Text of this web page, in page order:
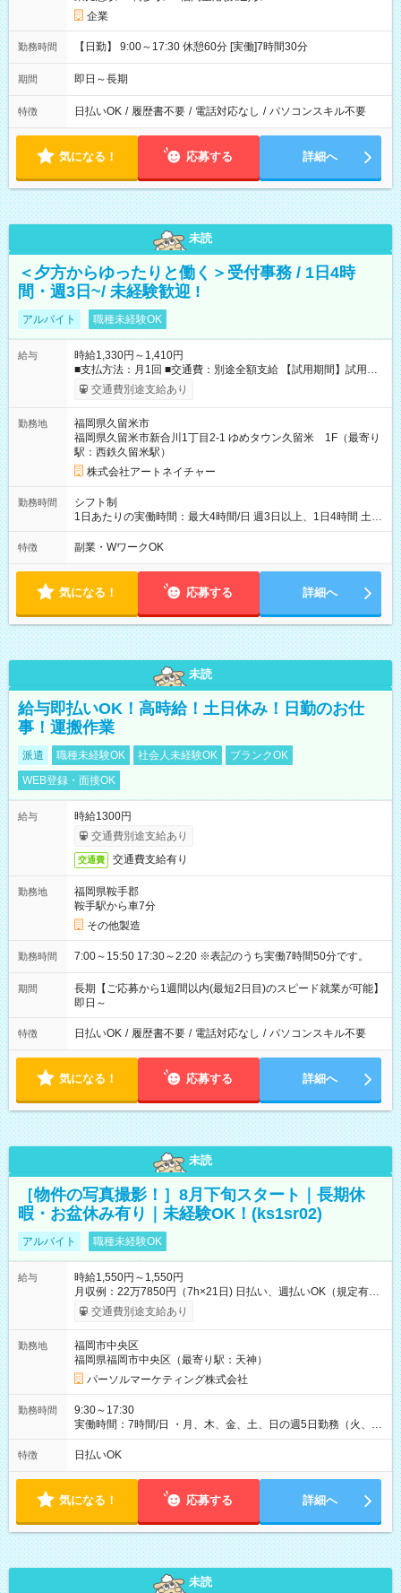
企業
勤務時間 【日勤】 9:00～17:30 休憩60分 [実働]7時間30分
期間 即日～長期
特徴 日払いOK / 履歴書不要 / 電話対応なし / パソコンスキル不要
気になる！ 応募する 詳細へ
未読
＜夕方からゆったりと働く＞受付事務 / 1日4時
間・週3日~/ 未経験歓迎 !
アルバイト 職種未経験OK
給与
時給1,330円～1,410円
■支払方法：月1回 ■交通費：別途全額支給 【試用期間】試用期
間あり 試用期間の長さ：6ヶ月 雇用形態、給与は本採用時と同
じです。
交通費別途支給あり
勤務地
福岡県久留米市
福岡県久留米市新合川1丁目2-1 ゆめタウン久留米 1F（最寄り
駅：西鉄久留米駅）
株式会社アートネイチャー
勤務時間
シフト制
1日あたりの実働時間：最大4時間/日 週3日以上、1日4時間 土曜
や日曜のお休みも応相談 17:10～21:10 「昼間のレジの仕事とW
ワークで働きたい」 「夕食後の空いている時間を有効活用した
特徴 副業・WワークOK
気になる！ 応募する 詳細へ
未読
給与即払いOK！高時給！土日休み！日勤のお仕
事！運搬作業
派遣 職種未経験OK 社会人未経験OK
ブランクOK
WEB登録・面接OK
給与
時給1300円
交通費別途支給あり
交通費 交通費支給有り
勤務地
福岡県鞍手郡
鞍手駅から車7分
その他製造
勤務時間 7:00～15:50 17:30～2:20 ※表記のうち実働7時間50分です。
期間
長期【ご応募から1週間以内(最短2日目)のスピード就業が可能】
即日～
特徴 日払いOK / 履歴書不要 / 電話対応なし / パソコンスキル不要
気になる！ 応募する 詳細へ
未読
［物件の写真撮影！］8月下旬スタート｜長期休
暇・お盆休み有り｜未経験OK！(ks1sr02)
アルバイト 職種未経験OK
給与
時給1,550円～1,550円
月収例：22万7850円（7h×21日) 日払い、週払いOK（規定有
り） 【試用期間】試用期間なし
交通費別途支給あり
勤務地
福岡市中央区
福岡県福岡市中央区（最寄り駅：天神）
パーソルマーケティング株式会社
勤務時間
9:30～17:30
実働時間：7時間/日 ・月、木、金、土、日の週5日勤務（火、水
は固定休です／GW、お盆、年末年始等、長期休暇有り！） ・
ワンシフト！ ・残業ほぼナシ（0～5h/月）
特徴 日払いOK
気になる！ 応募する 詳細へ
未読